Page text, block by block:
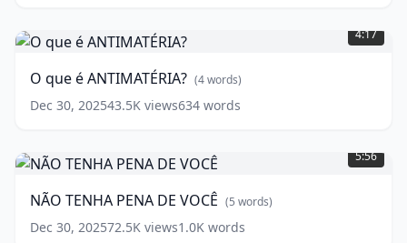
que
é
(4
words)
4:17
O que é ANTIMATÉRIA? (4words)
Dec 30, 202543.5K views634 words
TENHA
PENA
VOCÊ (5
words)
5:56
NÃO TENHA PENA DE VOCÊ (5 words)
Dec 30, 202572.5K views1.0K words